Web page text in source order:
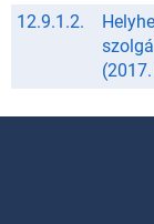
12.9.1.2.
(2017.